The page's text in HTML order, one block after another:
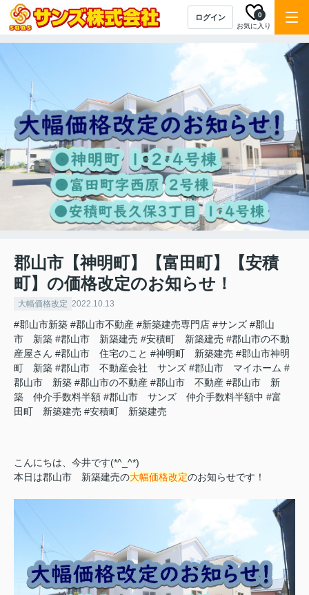
ログイン
お気に入り
0
郡山市【神明町】【富田町】【安積
町】の価格改定のお知らせ！
大幅価格改定 2022.10.13
#郡山市新築 #郡山市不動産 #新築建売専門店 #サンズ #郡山
市 新築 #郡山市 新築建売 #安積町 新築建売 #郡山市の不動
産屋さん #郡山市 住宅のこと #神明町 新築建売 #郡山市神明
町 新築 #郡山市 不動産会社 サンズ #郡山市 マイホーム #
郡山市 新築 #郡山市の不動産 #郡山市 不動産 #郡山市 新
築 仲介手数料半額 #郡山市 サンズ 仲介手数料半額中 #富
田町 新築建売 #安積町 新築建売
こんにちは、今井です(*^_^*)
本日は郡山市 新築建売の大幅価格改定のお知らせです！